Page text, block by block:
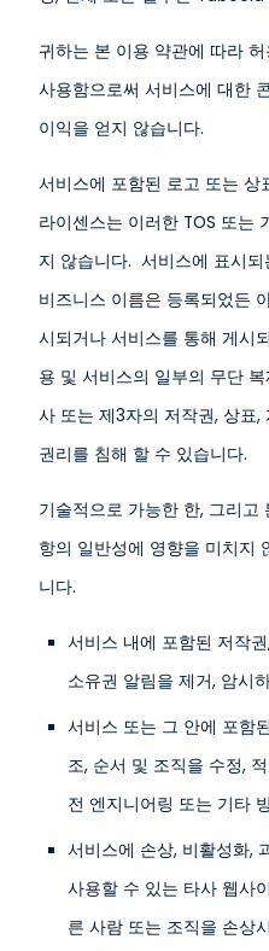
귀하는 본 이용 약관에 따라
사용함으로써 서비스에 대한
이익을 얻지 않습니다.
서비스에 포함된 로고 또는 상
라이센스는 이러한 TOS 또는
지 않습니다. 서비스에 표시
비즈니스 이름은 등록되었든
시되거나 서비스를 통해 게시
용 및 서비스의 일부의 무단
사 또는 제3자의 저작권, 상표
권리를 침해 할 수 있습니다.
기술적으로 가능한 한, 그리고
항의 일반성에 영향을 미치지
니다.
서비스 내에 포함된 저작
소유권 알림을 제거, 암시
서비스 또는 그 안에 포함
조, 순서 및 조직을 수정,
전 엔지니어링 또는 기타
서비스에 손상, 비활성화,
사용할 수 있는 타사 웹사
른 사람 또는 조직을 손상